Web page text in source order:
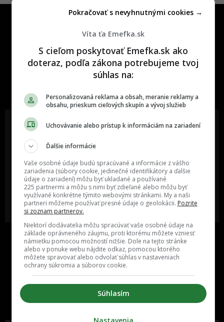
One time najzábavnejšie miesto na
slovenskom internete, next time
Oslov reklamou viac ako milión
ľudí v rôznych vekových
kategóriách a na rôznych
sociálnych sieťach a nakopni svoj
biznis alebo produkt.
MÁM ZÁUJEM O
SPOLUPRÁCU
mali určite napísať?
POŠLI NÁM TIP NA ČLÁNOK
Víta ťa Emefka.sk
S cieľom poskytovať Emefka.sk ako
doteraz, podľa zákona potrebujeme tvoj
súhlas na:
Personalizovaná reklama a obsah, meranie reklamy a
obsahu, prieskum cieľových skupín a vývoj služieb
Uchovávanie alebo prístup k informáciám na zariadení
Ďalšie informácie
Vaše osobné údaje budú spracúvané a informácie z vášho
zariadenia (súbory cookie, jedinečné identifikátory a ďalšie
údaje o zariadení) môžu byť ukladané a používané
225 partnermi a môžu s nimi byť zdieľané alebo môžu byť
využívané konkrétne týmito webovými stránkami. My a naši
partneri môžeme používať presné údaje o geolokácii. Pozrite
si zoznam partnerov.
Niektorí dodávatelia môžu spracúvať vaše osobné údaje na
základe oprávneného záujmu, proti ktorému môžete vzniesť
námietku pomocou možností nižšie. Dole na tejto stránke
alebo v ponuke webu nájdite odkaz, pomocou ktorého
môžete spravovať alebo odvolať súhlas v nastaveniach
ochrany súkromia a súborov cookie.
Súhlasím
Pokračovať s nevyhnutnými cookies →